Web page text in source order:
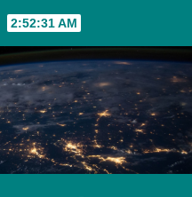
2:52:32 AM